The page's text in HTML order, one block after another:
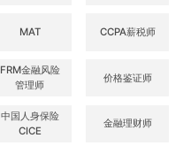
MAT CCPA薪税师
FRM金融风险
管理师
价格鉴证师
中国人身保险
CICE
金融理财师